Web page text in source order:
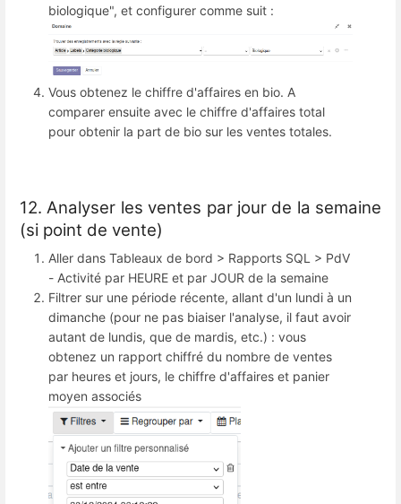
biologique", et configurer comme suit :
Vous obtenez le chiffre d'affaires en bio. A
comparer ensuite avec le chiffre d'affaires total
pour obtenir la part de bio sur les ventes totales.
12. Analyser les ventes par jour de la semaine
(si point de vente)
Aller dans Tableaux de bord > Rapports SQL > PdV
- Activité par HEURE et par JOUR de la semaine
Filtrer sur une période récente, allant d'un lundi à un
dimanche (pour ne pas biaiser l'analyse, il faut avoir
autant de lundis, que de mardis, etc.) : vous
obtenez un rapport chiffré du nombre de ventes
par heures et jours, le chiffre d'affaires et panier
moyen associés